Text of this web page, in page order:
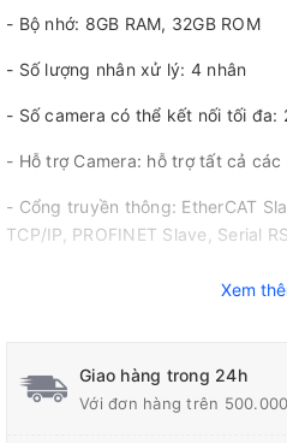
- Bộ nhớ: 8GB RAM, 32GB ROM
- Số lượng nhân xử lý: 4 nhân
- Số camera có thể kết nối tối đa:
- Hỗ trợ Camera: hỗ trợ tất cả các
- Cổng truyền thông: EtherCAT
TCP/IP, PROFINET Slave, Serial
Color inspection, Counting,
inspection, OCR / OCV, Presence /
Xem
Giao hàng trong 24h
Với đơn hàng trên